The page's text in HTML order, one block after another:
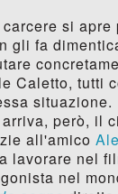
si apre
gli fa
Caletto, tutti
situazione.
però, il
all'amico
lavorare nel
nel